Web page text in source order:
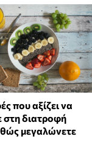
που αξίζει να
στη διατροφή
μεγαλώνετε